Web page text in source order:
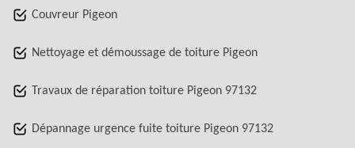
Couvreur Pigeon
Nettoyage et démoussage de toiture Pigeon
Travaux de réparation toiture Pigeon 97132
Dépannage urgence fuite toiture Pigeon 97132